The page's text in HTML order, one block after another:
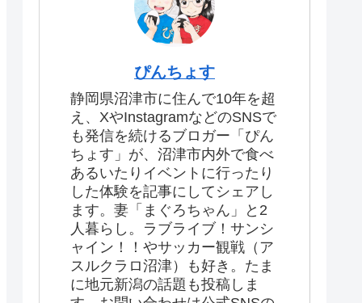
ぴんちょす
静岡県沼津市に住んで10年を超
え、XやInstagramなどのSNSで
も発信を続けるブロガー「ぴん
ちょす」が、沼津市内外で食べ
あるいたりイベントに行ったり
した体験を記事にしてシェアし
ます。妻「まぐろちゃん」と2
人暮らし。ラブライブ！サンシ
ャイン！！やサッカー観戦（ア
スルクラロ沼津）も好き。たま
に地元新潟の話題も投稿しま